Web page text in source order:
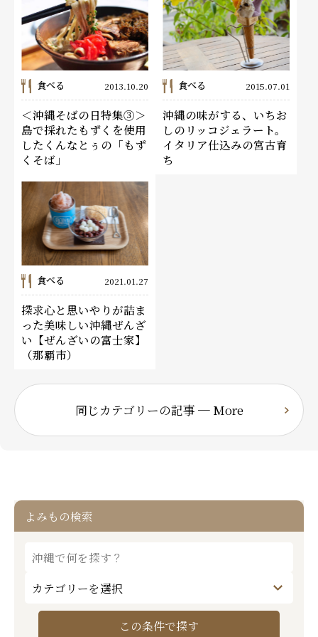
食べる 2013.10.20
＜沖縄そばの日特集③＞
島で採れたもずくを使用
したくんなとぅの「もず
くそば」
食べる 2015.07.01
沖縄の味がする、いちお
しのリッコジェラート。
イタリア仕込みの宮古育
ち
食べる 2021.01.27
探求心と思いやりが詰ま
った美味しい沖縄ぜんざ
い【ぜんざいの富士家】
（那覇市）
同じカテゴリーの記事 ─ More
よみもの検索